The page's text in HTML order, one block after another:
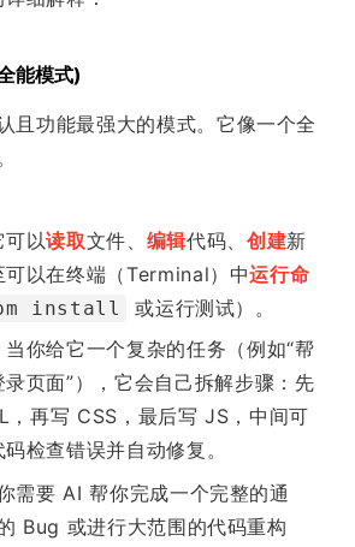
能模式)
且功能最强大的模式。它像一个全
可以读取文件、 编辑代码、 创建新
可以在终端（Terminal）中运行命
install
或运行测试）。
当你给它一个复杂的任务（例如“帮
页面”），它会自己拆解步骤：先
，再写 CSS，最后写 JS，中间可
检查错误并自动修复。
需要 AI 帮你完成一个完整的通
Bug 或进行大范围的代码重构